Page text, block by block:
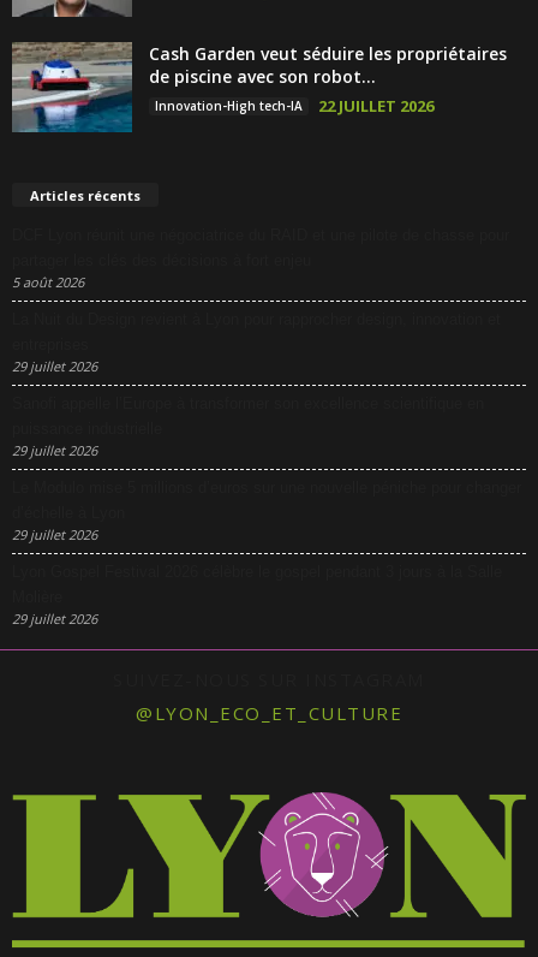
Cash Garden veut séduire les propriétaires
de piscine avec son robot...
Innovation-High tech-IA 22 JUILLET 2026
Articles récents
5 août 2026
29 juillet 2026
29 juillet 2026
29 juillet 2026
29 juillet 2026
@LYON_ECO_ET_CULTURE